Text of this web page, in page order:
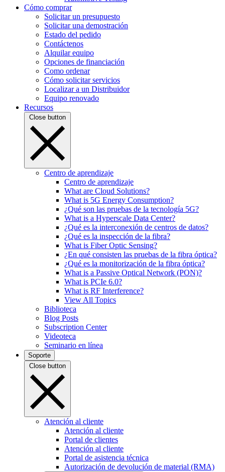
Cómo comprar
Solicitar un presupuesto
Solicitar una demostración
Estado del pedido
Contáctenos
Alquilar equipo
Opciones de financiación
Como ordenar
Cómo solicitar servicios
Localizar a un Distribuidor
Equipo renovado
Recursos
Close button
Centro de aprendizaje
Centro de aprendizaje
What are Cloud Solutions?
What is 5G Energy Consumption?
¿Qué son las pruebas de la tecnología 5G?
What is a Hyperscale Data Center?
¿Qué es la interconexión de centros de datos?
¿Qué es la inspección de la fibra?
What is Fiber Optic Sensing?
¿En qué consisten las pruebas de la fibra óptica?
¿Qué es la monitorización de la fibra óptica?
What is a Passive Optical Network (PON)?
What is PCIe 6.0?
What is RF Interference?
View All Topics
Biblioteca
Blog Posts
Subscription Center
Videoteca
Seminario en línea
Soporte
Close button
Atención al cliente
Atención al cliente
Portal de clientes
Atención al cliente
Portal de asistencia técnica
Autorización de devolución de material (RMA)